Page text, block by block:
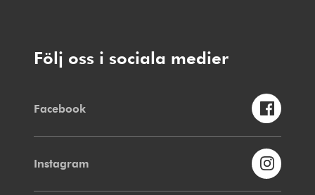
Följ oss i sociala medier
Facebook
Instagram